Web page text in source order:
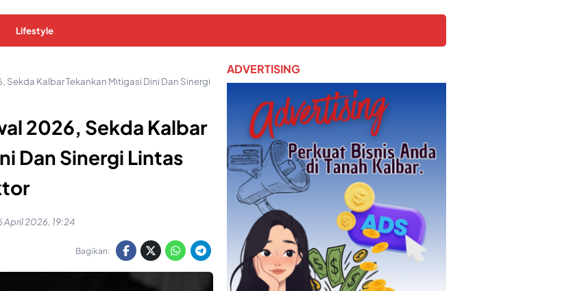
Lifestyle
Sekda Kalbar Tekankan Mitigasi Dini Dan Sinergi
2026, Sekda Kalbar
Dan Sinergi Lintas
April 2026, 19:24
Bagikan:
ADVERTISING